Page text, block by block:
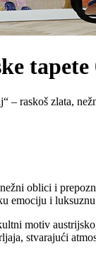
tapete
– raskoš zlata,
oblici i
emociju i
motiv
stvarajući